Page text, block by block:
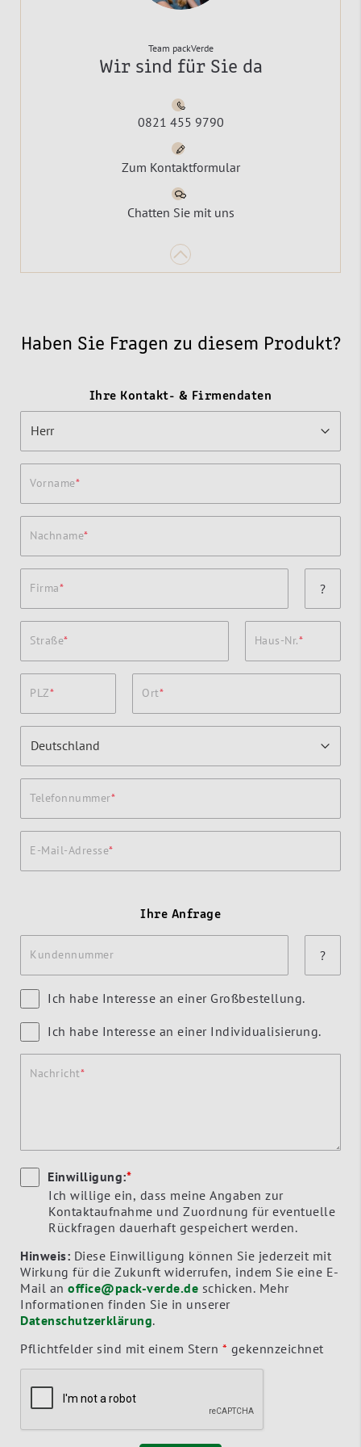
Team packVerde
Wir sind für Sie da
0821 455 9790
Zum Kontaktformular
Chatten Sie mit uns
Haben Sie Fragen zu diesem Produkt?
Ihre Kontakt- & Firmendaten
Vorname
Nachname
Firma ?
Straße Haus-Nr.
PLZ Ort
Telefonnummer
E-Mail-Adresse
Ihre Anfrage
Kundennummer ?
Ich habe Interesse an einer Großbestellung.
Ich habe Interesse an einer Individualisierung.
Nachricht
Einwilligung:*
Ich willige ein, dass meine Angaben zur
Kontaktaufnahme und Zuordnung für eventuelle
Rückfragen dauerhaft gespeichert werden.
Hinweis: Diese Einwilligung können Sie jederzeit mit
Wirkung für die Zukunft widerrufen, indem Sie eine E-
Mail an office@pack-verde.de
Informationen finden Sie in unserer
Datenschutzerklärung.
Pflichtfelder sind mit einem Stern * gekennzeichnet